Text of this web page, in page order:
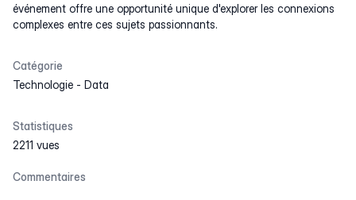
événement offre une opportunité unique d'explorer les connexions
complexes entre ces sujets passionnants.
Catégorie
Technologie - Data
Statistiques
2211 vues
Commentaires